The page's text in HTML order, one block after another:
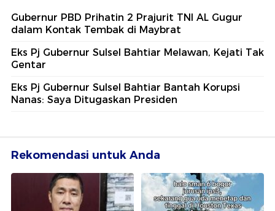
Gubernur PBD Prihatin 2 Prajurit TNI AL Gugur
dalam Kontak Tembak di Maybrat
Eks Pj Gubernur Sulsel Bahtiar Melawan, Kejati Tak
Gentar
Eks Pj Gubernur Sulsel Bahtiar Bantah Korupsi
Nanas: Saya Ditugaskan Presiden
Rekomendasi untuk Anda